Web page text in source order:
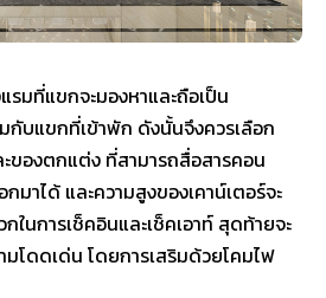
รมที่แขกจะมองหาและถือเป็น
กับแขกที่เข้าพัก ดังนั้นจึงควรเลือก
ะของตกแต่ง ที่สามารถสื่อสารคอน
มาได้ และความสูงของเคาน์เตอร์จะ
ในการเช็คอินและเช็คเอาท์ สุดท้ายจะ
โดดเด่น โดยการเสริมด้วยโคมไฟ